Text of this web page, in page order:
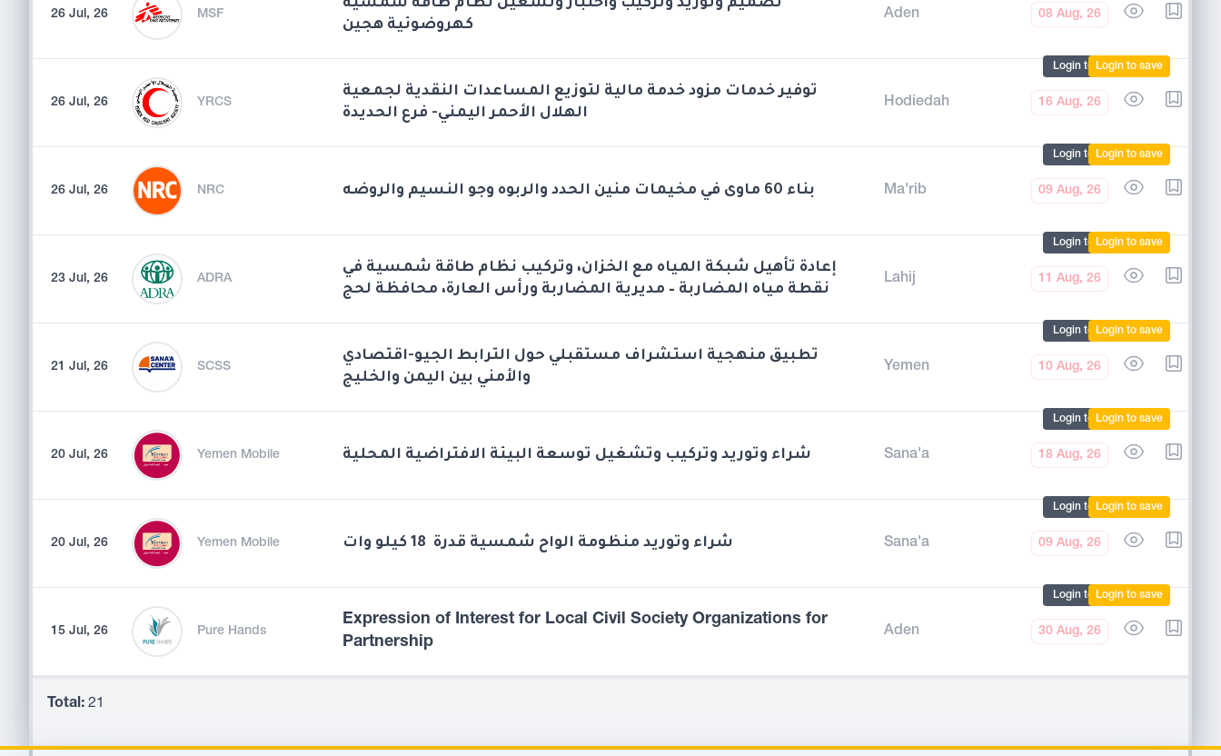
26 Jul, 26 MSF
تصميم وتوريد وتركيب واختبار وتشغيل نظام طاقة شمسية
كهروضوئية هجين
Aden 08 Aug, 26
26 Jul, 26 YRCS
توفير خدمات مزود خدمة مالية لتوزيع المساعدات النقدية لجمعية
الهلال الأحمر اليمني- فرع الحديدة
Hodiedah 16 Aug, 26
Login to markLogin to save
26 Jul, 26 NRC بناء 60 ماوى في مخيمات منين الحدد والربوه وجو النسيم والروضه Ma'rib 09 Aug, 26
Login to markLogin to save
23 Jul, 26 ADRA
إعادة تأهيل شبكة المياه مع الخزان، وتركيب نظام طاقة شمسية في
نقطة مياه المضاربة – مديرية المضاربة ورأس العارة، محافظة لحج
Lahij 11 Aug, 26
Login to markLogin to save
21 Jul, 26 SCSS
تطبيق منهجية استشراف مستقبلي حول الترابط الجيو-اقتصادي
والأمني بين اليمن والخليج
Yemen 10 Aug, 26
Login to markLogin to save
20 Jul, 26 Yemen Mobile شراء وتوريد وتركيب وتشغيل توسعة البيئة الافتراضية المحلية Sana'a 18 Aug, 26
Login to markLogin to save
20 Jul, 26 Yemen Mobile شراء وتوريد منظومة الواح شمسية قدرة 18 كيلو وات Sana'a 09 Aug, 26
Login to markLogin to save
15 Jul, 26 Pure Hands
Expression of Interest for Local Civil Society Organizations for
Partnership
Aden 30 Aug, 26
Login to markLogin to save
Total: 21